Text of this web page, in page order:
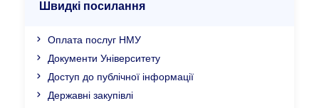
Швидкі посилання
Оплата послуг НМУ
Документи Університету
Доступ до публічної інформації
Державні закупівлі